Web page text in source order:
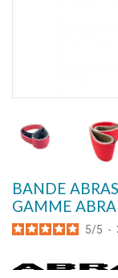
BANDE
GAMME
5/5 -